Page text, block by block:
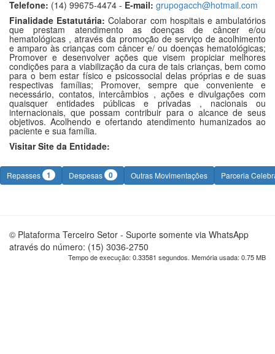
Telefone: (14) 99675-4474 - E-mail: grupogacch@hotmail.com
Finalidade Estatutária: Colaborar com hospitais e ambulatórios
que prestam atendimento as doenças de câncer e/ou
hematológicas , através da promoção de serviço de acolhimento
e amparo às crianças com câncer e/ ou doenças hematológicas;
Promover e desenvolver ações que visem propiciar melhores
condições para a viabilização da cura de tais crianças, bem como
para o bem estar físico e psicossocial delas próprias e de suas
respectivas famílias; Promover, sempre que conveniente e
necessário, contatos, intercâmbios , ações e divulgações com
quaisquer entidades públicas e privadas , nacionais ou
internacionais, que possam contribuir para o alcance de seus
objetivos. Acolhendo e ofertando atendimento humanizados ao
paciente e sua família.
Visitar Site da Entidade:
Repasses 1 Despesas 0 Outras Movimentações Parceria
© Plataforma Terceiro Setor - Suporte somente via WhatsApp
através do número: (15) 3036-2750
Tempo de execução: 0.33581 segundos. Memória usada: 0.75 MB